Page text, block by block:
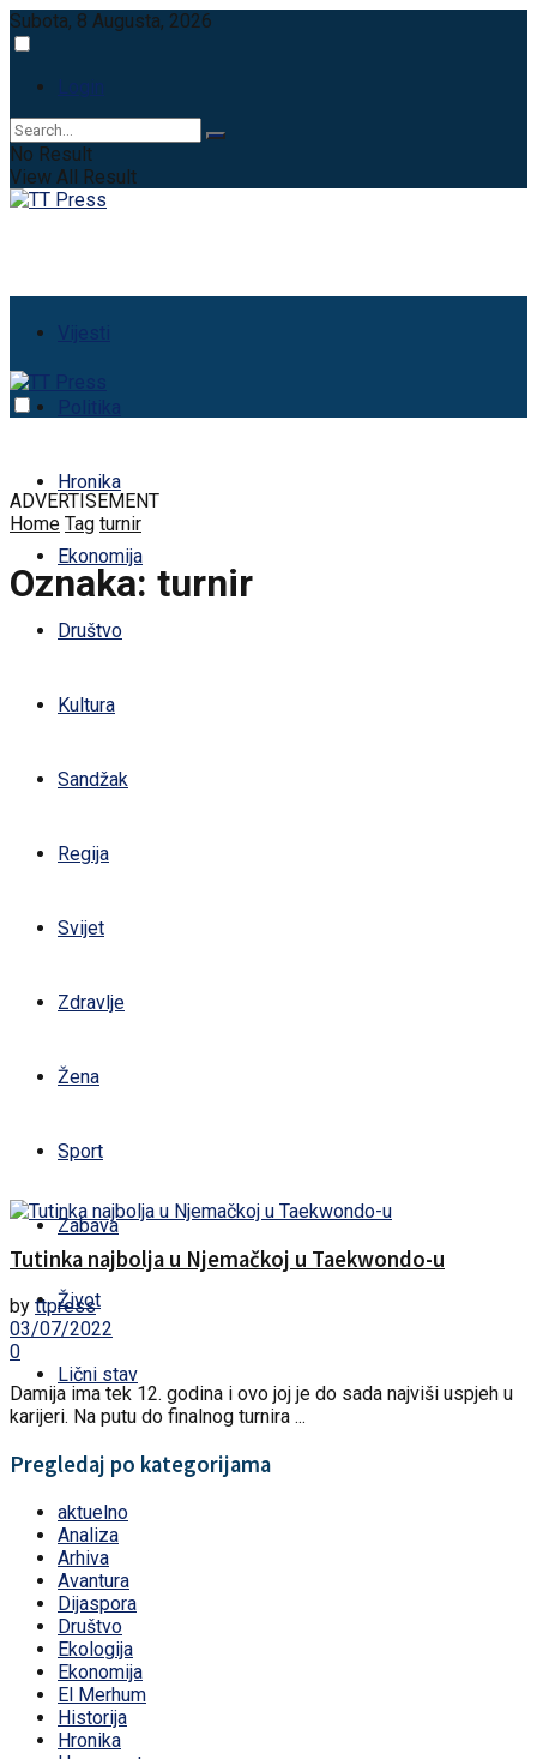
Subota, 8 Augusta, 2026
Login
No Result
View All Result
Vijesti
Politika
Hronika
Ekonomija
Društvo
Kultura
Sandžak
Regija
Svijet
Zdravlje
Žena
Sport
Zabava
Život
Lični stav
ADVERTISEMENT
Home Tag turnir
Oznaka: turnir
Tutinka najbolja u Njemačkoj u Taekwondo-u
by ttpress
03/07/2022
0
Damija ima tek 12. godina i ovo joj je do sada najviši uspjeh u
karijeri. Na putu do finalnog turnira ...
Pregledaj po kategorijama
aktuelno
Analiza
Arhiva
Avantura
Dijaspora
Društvo
Ekologija
Ekonomija
El Merhum
Historija
Hronika